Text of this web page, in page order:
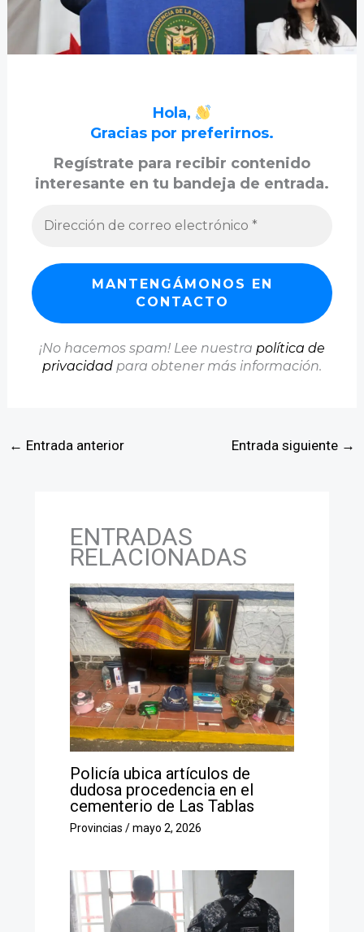
Hola,
Gracias por preferirnos.
Regístrate para recibir contenido
interesante en tu bandeja de entrada.
¡No hacemos spam! Lee nuestra política de
privacidad para obtener más información.
← Entrada anterior Entrada siguiente →
ENTRADAS
RELACIONADAS
Policía ubica artículos de
dudosa procedencia en el
cementerio de Las Tablas
Provincias /mayo 2, 2026